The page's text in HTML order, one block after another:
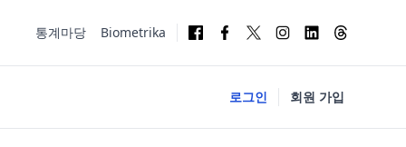
통계마당 Biometrika
로그인 회원 가입